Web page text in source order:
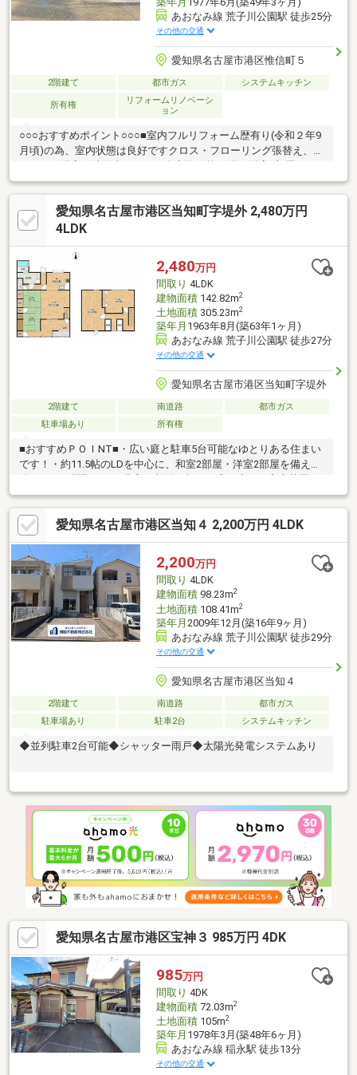
あおなみ線 荒子川公園駅 徒歩25分
その他の交通
愛知県名古屋市港区惟信町５
2階建て 都市ガス システムキッチン
所有権
リフォームリノベーシ
ョン
○○○おすすめポイント○○○■室内フルリフォーム歴有り(令和２年9
月頃)の為、室内状態は良好ですクロス・フローリング張替え、キ
LDK、2階に4部屋と広々とした間取りの5LDK■イオンモール名古
屋茶屋・アピタ港店まで車で約4分と日々のお買い物やショッピン
グなど、大変便利な立地■幅員の広い前面道路で車の駐車やすれ
違いもラクラク■周辺は商業施設多数、かつ、閑静な住宅街で住
便利です○○○○周辺環境○○○○神宮寺小学校 徒歩約8分ローソン港
区甚兵衛通店 徒歩約2分
愛知県名古屋市港区当知町字堤外 2,480万円
4LDK
2,480万円
間取り 4LDK
建物面積142.82m2
土地面積305.23m2
築年月 1963年8月(築63年1ヶ月)
あおなみ線 荒子川公園駅 徒歩27分
その他の交通
愛知県名古屋市港区当知町字堤外
2階建て 南道路
都市ガス
駐車場あり
所有権
■おすすめＰＯＩNT■・広い庭と駐車5台可能なゆとりある住まい
です！・約11.5帖のLDを中心に、和室2部屋・洋室2部屋を備えた
ガーデニング、BBQなどの趣味も楽しめます！・事務所建物があ
り、趣味の倉庫や自転車・バイク置場、在宅ワーク用スペースと
しても活用可能♪住まいと趣味・仕事を両立したい方にもおすすめ
の物件です！■周辺環境充実■・アピタ港店まで徒歩約8分！毎日
の食料品から日用品、衣料品まで普段の買い物が1箇所で完結でき
ますね♪・ファミリーマート当知住宅東店まで徒歩約7分！急な買
い出しにも24時間対応可能で安心です！！
愛知県名古屋市港区当知４ 2,200万円 4LDK
2,200万円
間取り 4LDK
建物面積98.23m2
土地面積108.41m2
築年月 2009年12月(築16年9ヶ月)
あおなみ線 荒子川公園駅 徒歩29分
その他の交通
愛知県名古屋市港区当知４
2階建て 南道路
都市ガス
駐車場あり
駐車2台 システムキッチン
◆並列駐車2台可能◆シャッター雨戸◆太陽光発電システムあり
愛知県名古屋市港区宝神３ 985万円 4DK
985万円
間取り 4DK
建物面積72.03m2
土地面積105m2
築年月 1978年3月(築48年6ヶ月)
あおなみ線 稲永駅 徒歩13分
その他の交通